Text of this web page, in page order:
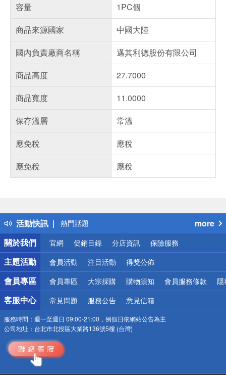
容量
1PC個
商品來源國家
中國大陸
國內負責廠商名稱
邁其利德股份有限公司
商品高度
27.7000
商品寬度
11.0000
保存溫層
常溫
應免稅
應稅
應免稅
應稅
活動快訊
得獎公告
熱門話題
銀行優惠
偏遠地區配送
詐騙網頁！請小心！
more
關於我們
官網 促銷目錄 分店資訊 保險服務
主題活動 會員活動 注目活動 得獎公佈
會員專區 會員專區 大宗採購 購物須知 會員服務條款 隱
客服中心 常見問題 服務公告 意見信箱
服務時間： 週一至週日 09:00-21:00，例假日依網站公告為主
公司地址： 台北市北投區大業路136號5樓 (台灣)